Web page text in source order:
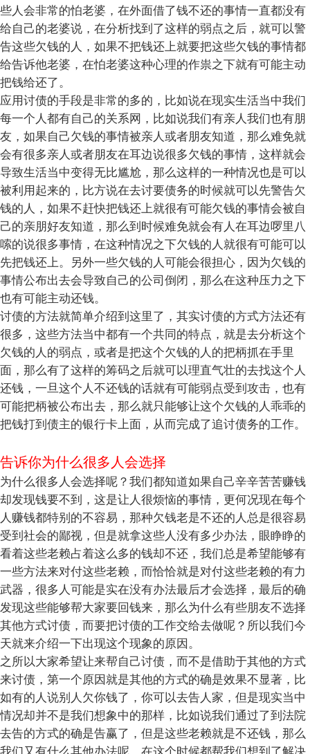
些人会非常的怕老婆，在外面借了钱不还的事情一直都没有
给自己的老婆说，在分析找到了这样的弱点之后，就可以警
告这些欠钱的人，如果不把钱还上就要把这些欠钱的事情都
给告诉他老婆，在怕老婆这种心理的作祟之下就有可能主动
把钱给还了。
应用讨债的手段是非常的多的，比如说在现实生活当中我们
每一个人都有自己的关系网，比如说我们有亲人我们也有朋
友，如果自己欠钱的事情被亲人或者朋友知道，那么难免就
会有很多亲人或者朋友在耳边说很多欠钱的事情，这样就会
导致生活当中变得无比尴尬，那么这样的一种情况也是可以
被利用起来的，比方说在去讨要债务的时候就可以先警告欠
钱的人，如果不赶快把钱还上就很有可能欠钱的事情会被自
己的亲朋好友知道，那么到时候难免就会有人在耳边啰里八
嗦的说很多事情，在这种情况之下欠钱的人就很有可能可以
先把钱还上。另外一些欠钱的人可能会很担心，因为欠钱的
事情公布出去会导致自己的公司倒闭，那么在这种压力之下
也有可能主动还钱。
讨债的方法就简单介绍到这里了，其实讨债的方式方法还有
很多，这些方法当中都有一个共同的特点，就是去分析这个
欠钱的人的弱点，或者是把这个欠钱的人的把柄抓在手里
面，那么有了这样的筹码之后就可以理直气壮的去找这个人
还钱，一旦这个人不还钱的话就有可能弱点受到攻击，也有
可能把柄被公布出去，那么就只能够让这个欠钱的人乖乖的
把钱打到债主的银行卡上面，从而完成了追讨债务的工作。
告诉你为什么很多人会选择
为什么很多人会选择呢？我们都知道如果自己辛辛苦苦赚钱
却发现钱要不到，这是让人很烦恼的事情，更何况现在每个
人赚钱都特别的不容易，那种欠钱老是不还的人总是很容易
受到社会的鄙视，但是就拿这些人没有多少办法，眼睁睁的
看着这些老赖占着这么多的钱却不还，我们总是希望能够有
一些方法来对付这些老赖，而恰恰就是对付这些老赖的有力
武器，很多人可能是实在没有办法最后才会选择，最后的确
发现这些能够帮大家要回钱来，那么为什么有些朋友不选择
其他方式讨债，而要把讨债的工作交给去做呢？所以我们今
天就来介绍一下出现这个现象的原因。
之所以大家希望让来帮自己讨债，而不是借助于其他的方式
来讨债，第一个原因就是其他的方式的确是效果不显著，比
如有的人说别人欠你钱了，你可以去告人家，但是现实当中
情况却并不是我们想象中的那样，比如说我们通过了到法院
去告的方式的确是告赢了，但是这些老赖就是不还钱，那么
我们又有什么其他办法呢，在这个时候都帮我们想到了解决